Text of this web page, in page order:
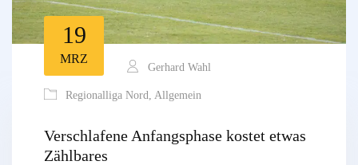
19
MRZ
Gerhard Wahl
Regionalliga Nord Allgemein
Verschlafene Anfangsphase kostet etwas
Zählbares